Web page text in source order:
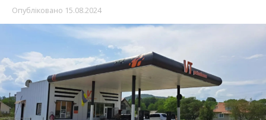
Опубліковано 15.08.2024